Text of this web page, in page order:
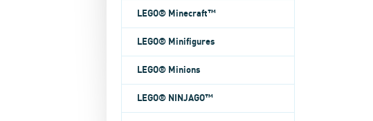
LEGO® Minecraft™
LEGO® Minifigures
LEGO® Minions
LEGO® NINJAGO™